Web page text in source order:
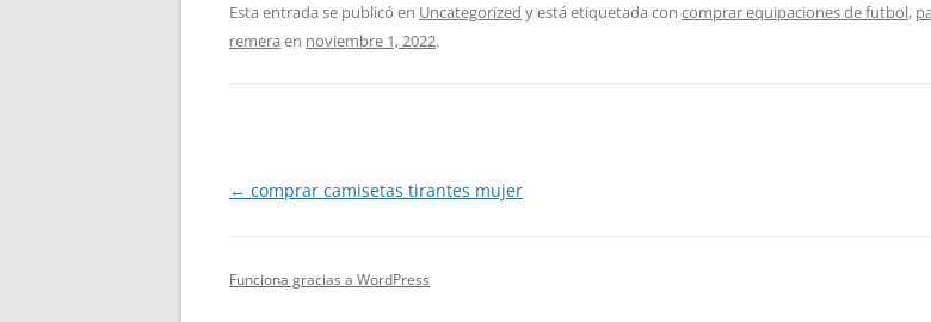
Esta entrada se publicó en Uncategorized y está etiquetada con comprar equipaciones de futbol,
remera en noviembre 1, 2022.
Navegación
← comprar camisetas tirantes mujer
Funciona gracias a WordPress